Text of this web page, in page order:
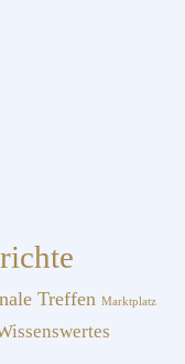
Treffen Marktplatz